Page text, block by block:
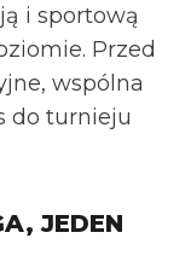
i sportową
Przed
wspólna
do turnieju
JEDEN